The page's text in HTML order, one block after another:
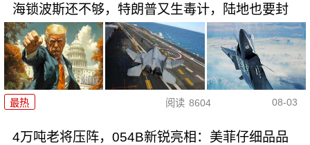
海锁波斯还不够，特朗普又生毒计，陆地也要封
最热 阅读 8604 08-03
4万吨老将压阵，054B新锐亮相：美菲仔细品品